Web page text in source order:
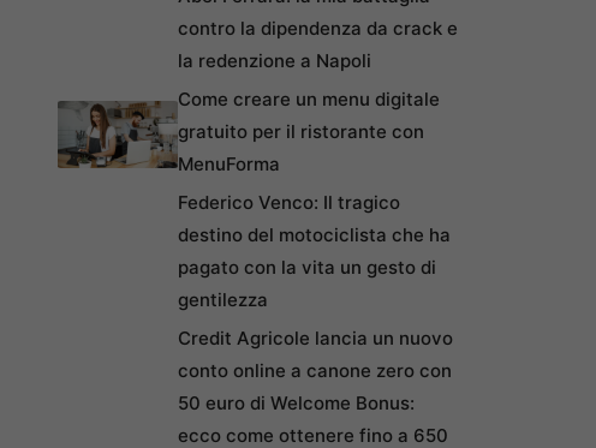
contro la dipendenza da crack e
la redenzione a Napoli
Come creare un menu digitale
gratuito per il ristorante con
MenuForma
Federico Venco: Il tragico
destino del motociclista che ha
pagato con la vita un gesto di
gentilezza
Credit Agricole lancia un nuovo
conto online a canone zero con
50 euro di Welcome Bonus:
ecco come ottenere fino a 650